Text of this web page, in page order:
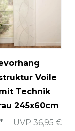
Voile
Technik
245x60cm
UVP 36,95 €